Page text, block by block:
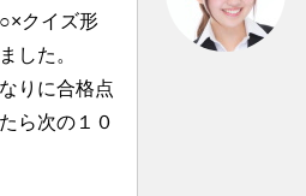
クイズ形
した。
りに合格点
ら次の１０